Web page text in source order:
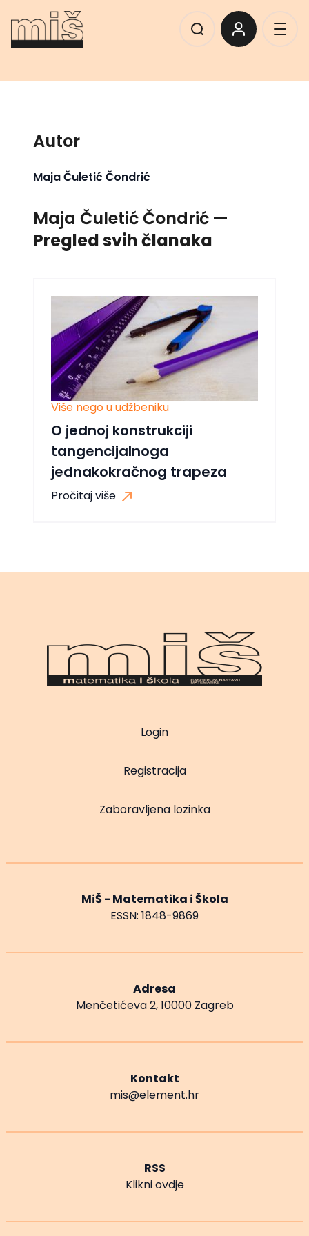
Autor
Maja Čuletić Čondrić
Maja Čuletić Čondrić —
Pregled svih članaka
Više nego u udžbeniku
O jednoj konstrukciji
tangencijalnoga
jednakokračnog trapeza
Pročitaj više
Login
Registracija
Zaboravljena lozinka
MiŠ - Matematika i Škola
ESSN: 1848-9869
Adresa
Menčetićeva 2, 10000 Zagreb
Kontakt
mis@element.hr
RSS
Klikni ovdje